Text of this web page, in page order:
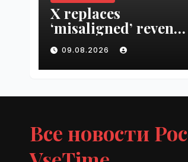
X replaces
‘misaligned’ revenue
sharing program
with Original
Content Rewards |
09.08.2026
Все новости